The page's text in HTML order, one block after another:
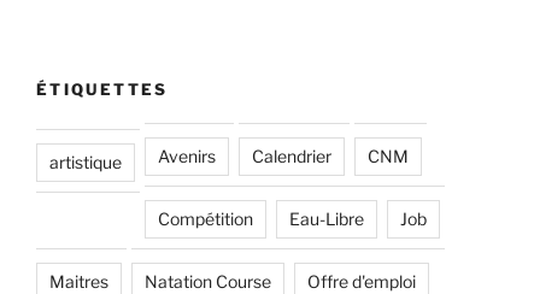
ÉTIQUETTES
artistique Avenirs Calendrier CNM
Compétition Eau-Libre Job
Maitres Natation Course Offre d'emploi